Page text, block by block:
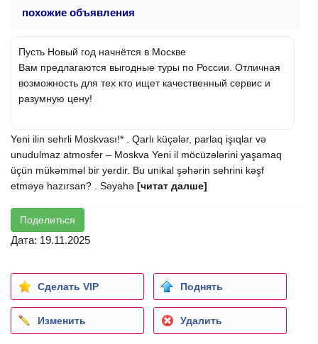
похожие объявления
Пусть Новый год начнётся в Москве
Вам предлагаются выгодные туры по России. Отличная
возможность для тех кто ищет качественный сервис и
разумную цену!
Yeni ilin sehrli Moskvası!* . Qarlı küçələr, parlaq işıqlar və
unudulmaz atmosfer – Moskva Yeni il möcüzələrini yaşamaq
üçün mükəmməl bir yerdir. Bu unikal şəhərin sehrini kəşf
etməyə hazırsan? . Səyahə [читат далше]
Поделиться
Дата: 19.11.2025
Сделать VIP Поднять
Изменить Удалить